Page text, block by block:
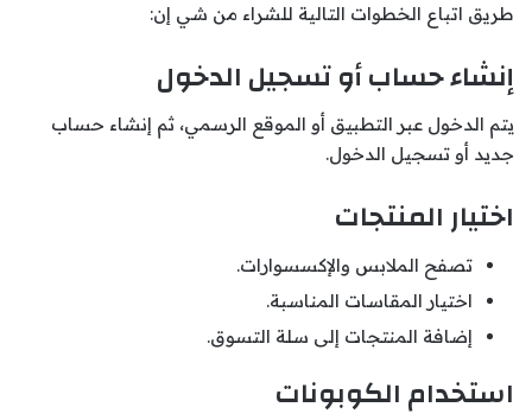
طريق اتباع الخطوات التالية للشراء من شي إن:
إنشاء حساب أو تسجيل الدخول
يتم الدخول عبر التطبيق أو الموقع الرسمي، ثم إنشاء حساب
جديد أو تسجيل الدخول.
اختيار المنتجات
تصفح الملابس والإكسسوارات.
اختيار المقاسات المناسبة.
إضافة المنتجات إلى سلة التسوق.
استخدام الكوبونات